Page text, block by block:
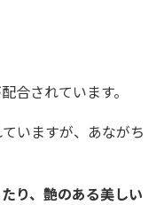
合されています。
いますが、あながち
り、艶のある美しい